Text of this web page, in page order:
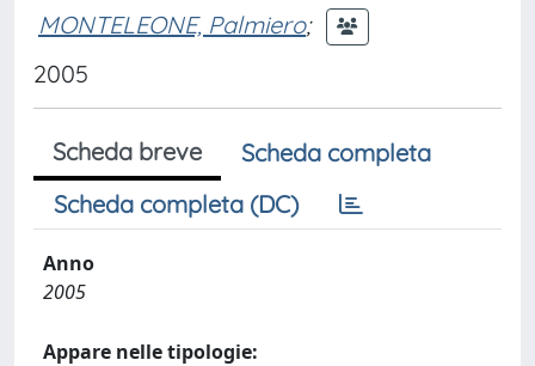
MONTELEONE, Palmiero;
2005
Scheda breve
Scheda completa
Scheda completa (DC)
Anno
2005
Appare nelle tipologie: